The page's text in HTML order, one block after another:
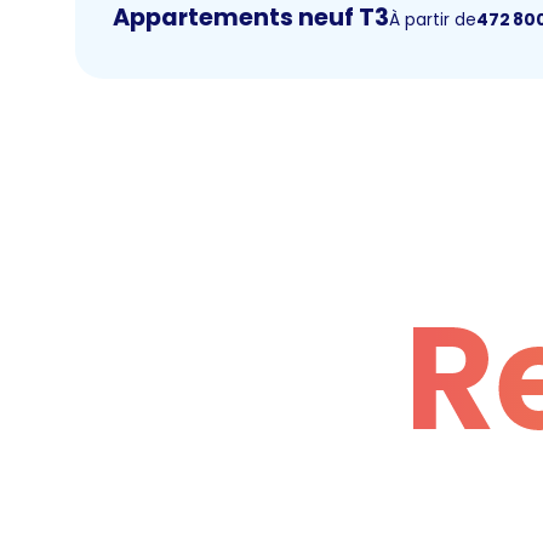
Appartements neuf T3À partir de472